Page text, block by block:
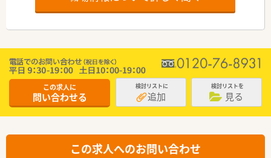
この求人に
問い合わせる
検討リストに
追加
検討リストを
見る
この求人へのお問い合わせ